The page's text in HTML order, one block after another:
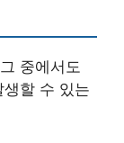
중에서도
할 수 있는